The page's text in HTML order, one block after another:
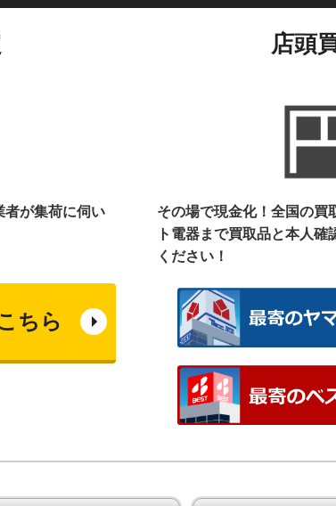
者が集荷に伺い
ちら
店頭
その場で現金化！全国の買
ト電器まで買取品と本人確
ください！